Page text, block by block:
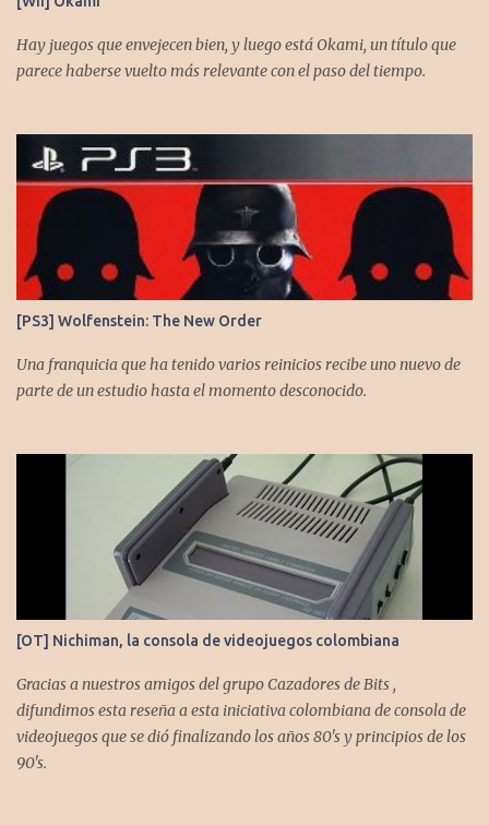
https://www.instagram.com/cronicasgoomba/ Facebook -
https://www.facebook.com/CronicasGoomba
Hay juegos que envejecen bien, y luego está Okami, un título que
parece haberse vuelto más relevante con el paso del tiempo.
[PS3] Wolfenstein: The New Order
Una franquicia que ha tenido varios reinicios recibe uno nuevo de
parte de un estudio hasta el momento desconocido.
[OT] Nichiman, la consola de videojuegos colombiana
Gracias a nuestros amigos del grupo Cazadores de Bits ,
difundimos esta reseña a esta iniciativa colombiana de consola de
videojuegos que se dió finalizando los años 80's y principios de los
90's.